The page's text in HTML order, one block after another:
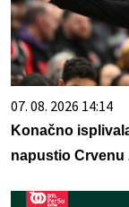
07. 08. 2026 14:14
Konačno
napustio Crvenu